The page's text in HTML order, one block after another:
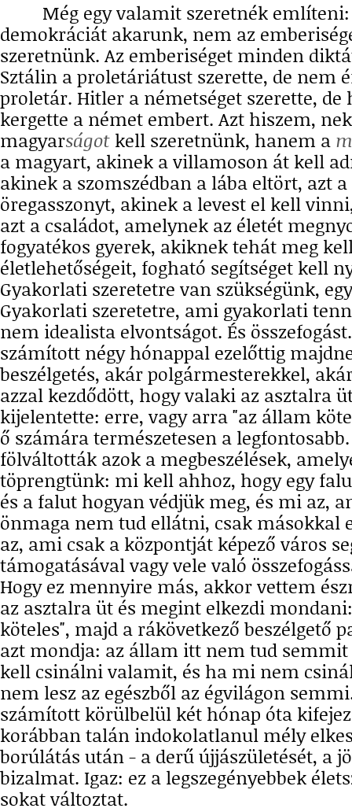
Még egy valamit szeretnék említeni:
demokráciát akarunk, nem az
szeretnünk. Az emberiséget minden
Sztálin a proletáriátust szerette, de nem
proletár. Hitler a németséget szerette, de
kergette a német embert. Azt hiszem,
magyarságot kell szeretnünk, hanem a
a magyart, akinek a villamoson át kell
akinek a szomszédban a lába eltört, azt
öregasszonyt, akinek a levest el kell
azt a családot, amelynek az életét
fogyatékos gyerek, akiknek tehát meg
életlehetőségeit, fogható segítséget kell
Gyakorlati szeretetre van szükségünk,
Gyakorlati szeretetre, ami gyakorlati
nem idealista elvontságot. És
számított négy hónappal ezelőttig
beszélgetés, akár polgármesterekkel,
azzal kezdődött, hogy valaki az asztalra
kijelentette: erre, vagy arra "az állam
ő számára természetesen a
fölváltották azok a megbeszélések,
töprengtünk: mi kell ahhoz, hogy egy
és a falut hogyan védjük meg, és mi az,
önmaga nem tud ellátni, csak másokkal
az, ami csak a központját képező város
támogatásával vagy vele való
Hogy ez mennyire más, akkor vettem
az asztalra üt és megint elkezdi
köteles", majd a rákövetkező beszélgető
azt mondja: az állam itt nem tud
kell csinálni valamit, és ha mi nem
nem lesz az egészből az égvilágon
számított körülbelül két hónap óta
korábban talán indokolatlanul mély
borúlátás után - a derű újjászületését, a
bizalmat. Igaz: ez a legszegényebbek
sokat változtat.